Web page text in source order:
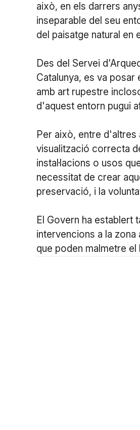
això, en els darrers
inseparable del seu
del paisatge natural en
Des del Servei
Catalunya, es va
amb art rupestre
d'aquest entorn pugui
Per això, entre d'altres
visualització correcta
instal·lacions o usos
necessitat de crear
preservació, i la
El Govern ha establert
intervencions a la
que poden malmetre